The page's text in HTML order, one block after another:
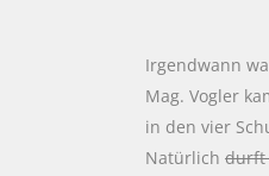
Irgendwann
Mag. Vogler
in den vier
Natürlich durft